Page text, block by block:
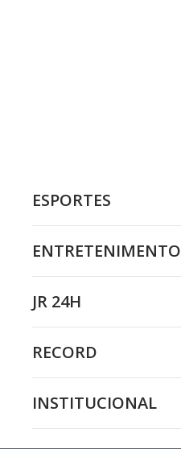
ESPORTES
ENTRETENIMENTO
JR 24H
RECORD
INSTITUCIONAL